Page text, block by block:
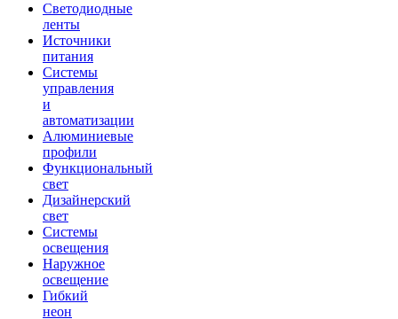
Светодиодные
ленты
Источники
питания
Системы
управления
и
автоматизации
Алюминиевые
профили
Функциональный
свет
Дизайнерский
свет
Системы
освещения
Наружное
освещение
Гибкий
неон